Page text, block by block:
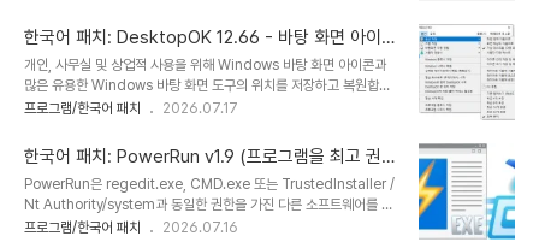
사용하면 지원되는 패키지 관리자에 게시된 모든 소프트웨어를 쉽게
다운로드, 설치, 업데이트 및 제거할 수 있으며, 그 외에도 다양한 작업
을 수행할 수 있습니다.면책 조항: 이 프로젝트는 지원되는 패키지 관
리자와 아무런 관련이 없으며, 완전히 비공식적인 프로젝트입니다.
UniGetUI 개발자인 저는 다운로드된 소프트웨어에 대해 어떠한 책
한국어 패치: DesktopOK 12.66 - 바탕 화면 아이콘
위치 저장
개인, 사무실 및 상업적 사용을 위해 Windows 바탕 화면 아이콘과
많은 유용한 Windows 바탕 화면 도구의 위치를 ​​저장하고 복원합니
다.DesktopOK는 화면 해상도를 자주 변경해야 하는 사용자에게 작
태블릿 PC와 같이 노트북에서 프로젝터로 자주 작업해야 하는
Windows 사용자에게도 좋습니다. 이름은 Desktop O.K입니다. 아
이콘 저장뿐만 아니라,이 프로그램은 모든 Windows OS에서 일상
적인 작업을 위한 다른 유용한 기능도 제공합니다!DesktopOK의 주
요 기능◆ 각 화면 해상도에 대해 좋아하는 아이콘 위치를 저장합니
프로그램/한국어 패치 2026.07.17
한국어 패치: PowerRun v1.9 (프로그램을 최고 권한
으로 실행)
PowerRun은 regedit.exe, CMD.exe 또는 TrustedInstaller /
Nt Authority/system과 동일한 권한을 가진 다른 소프트웨어를 실
행할 수 있는 포터블 프리웨어입니다. 왜 필요하신가요? 때로는 단순
프로그램/한국어 패치 2026.07.16